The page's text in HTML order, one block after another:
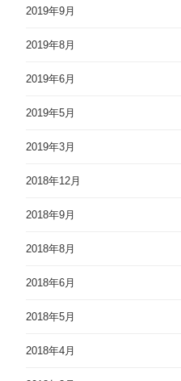
2019年9月
2019年8月
2019年6月
2019年5月
2019年3月
2018年12月
2018年9月
2018年8月
2018年6月
2018年5月
2018年4月